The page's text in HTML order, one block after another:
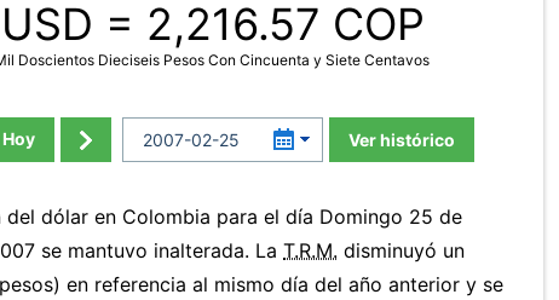
= 2,216.57 COP
Doscientos Dieciseis Pesos Con Cincuenta y Siete Centavos
Ver histórico
del dólar en Colombia para el día Domingo 25 de
se mantuvo inalterada. La T.R.M. disminuyó un
en referencia al mismo día del año anterior y se